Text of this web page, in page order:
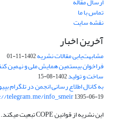
تماس با ما
نقشه سایت
آخرین اخبار
مشابهت‌یابی مقالات نشریه1402-11-01
فراخوان بیستمین همایش ملی و نهمین
ساخت و تولید1402-08-15
به کانال اطلاع رسانی انجمن در تلگرام
telegram.me/info_smeir1395-06-19
این نشریه از قوانین COPE تبعیت میکند.